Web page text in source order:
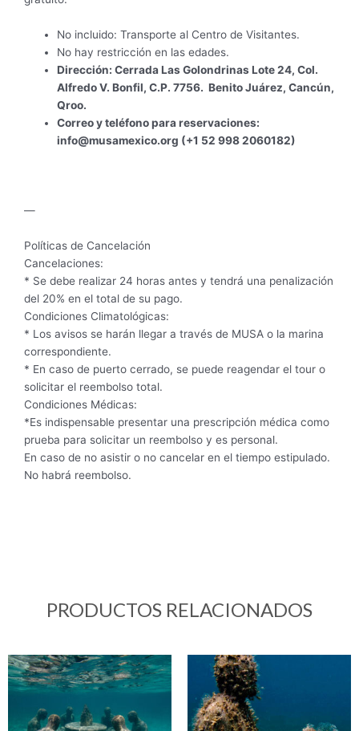
No incluido: Transporte al Centro de Visitantes.
No hay restricción en las edades.
Dirección: Cerrada Las Golondrinas Lote 24, Col.
Alfredo V. Bonfil, C.P. 7756. Benito Juárez, Cancún,
Qroo.
Correo y teléfono para reservaciones:
info@musamexico.org (+1 52 998 2060182)
—
Políticas de Cancelación
Cancelaciones:
* Se debe realizar 24 horas antes y tendrá una penalización
del 20% en el total de su pago.
Condiciones Climatológicas:
* Los avisos se harán llegar a través de MUSA o la marina
correspondiente.
* En caso de puerto cerrado, se puede reagendar el tour o
solicitar el reembolso total.
Condiciones Médicas:
*Es indispensable presentar una prescripción médica como
prueba para solicitar un reembolso y es personal.
En caso de no asistir o no cancelar en el tiempo estipulado.
No habrá reembolso.
PRODUCTOS RELACIONADOS